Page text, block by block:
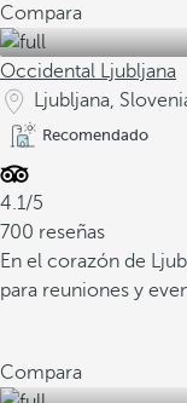
Compara
Occidental Ljubljana
Ljubljana,
Recomendado
4.1/5
700 reseñas
En el corazón de
para reuniones y
Compara